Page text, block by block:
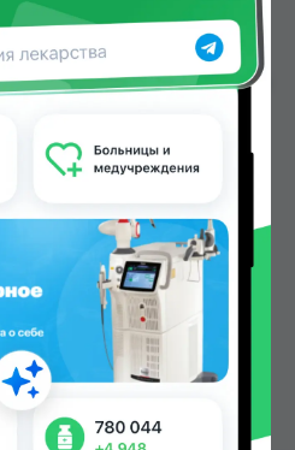
15МЛ СУСП можно
аптеках, Дорухонаи
189, Санус №1 по цене от